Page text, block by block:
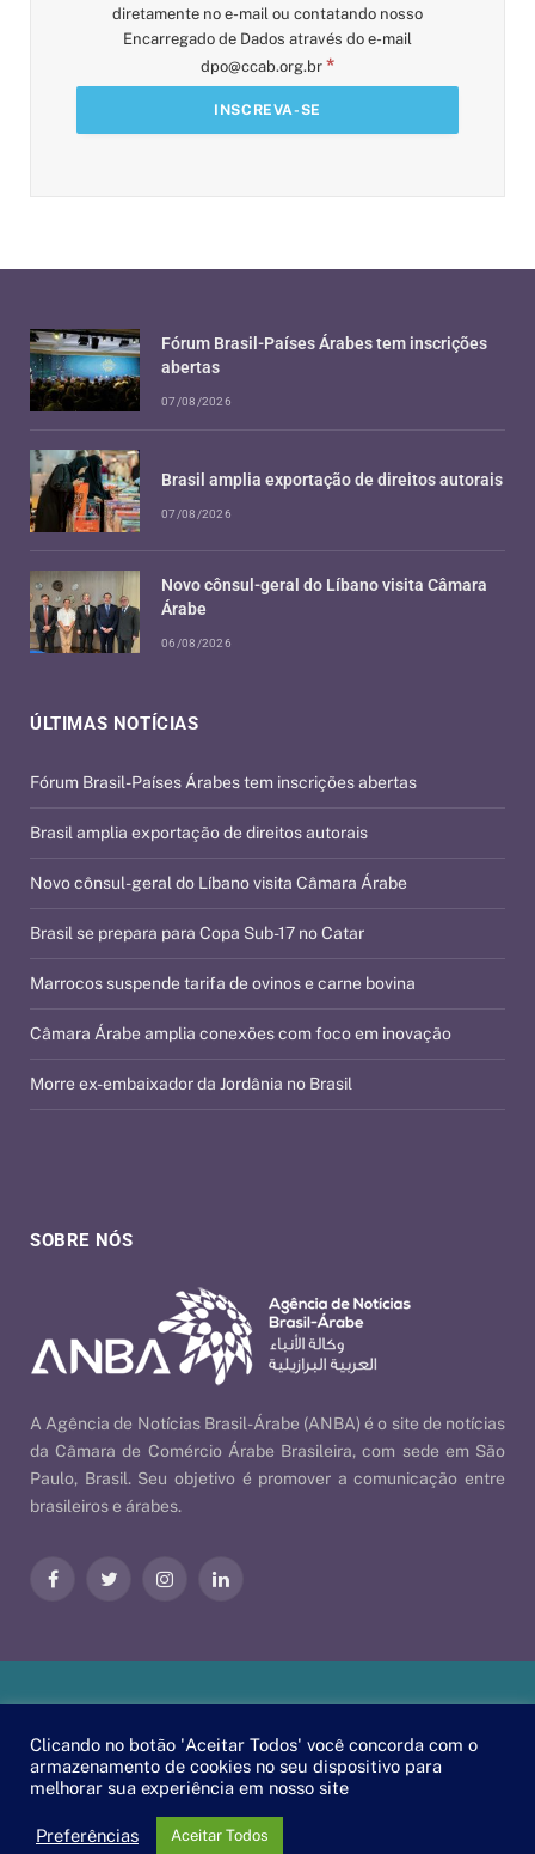
diretamente no e-mail ou contatando nosso
Encarregado de Dados através do e-mail
dpo@ccab.org.br *
SOBRE NÓS
A Agência de Notícias Brasil-Árabe (ANBA) é o site de notícias
da Câmara de Comércio Árabe Brasileira, com sede em São
Paulo, Brasil. Seu objetivo é promover a comunicação entre
brasileiros e árabes.
FacebookTwitter InstagramLinkedIn
ÚLTIMAS NOTÍCIAS
Fórum Brasil-Países Árabes tem inscrições abertas
Brasil amplia exportação de direitos autorais
Novo cônsul-geral do Líbano visita Câmara Árabe
Brasil se prepara para Copa Sub-17 no Catar
Marrocos suspende tarifa de ovinos e carne bovina
Câmara Árabe amplia conexões com foco em inovação
Morre ex-embaixador da Jordânia no Brasil
Fórum Brasil-Países Árabes tem inscrições
abertas
07/08/2026
Brasil amplia exportação de direitos autorais
07/08/2026
Novo cônsul-geral do Líbano visita Câmara
Árabe
06/08/2026
Árabe | ByEscaEsco.
Clicando no botão 'Aceitar Todos' você concorda com o
armazenamento de cookies no seu dispositivo para
melhorar sua experiência em nosso site
Preferências Aceitar Todos
PT EN